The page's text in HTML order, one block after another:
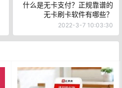
什么是无卡支付？正规靠谱的
无卡刷卡软件有哪些？
2022-3-7 10:03:30